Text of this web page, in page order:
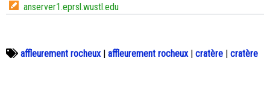
anserver1.eprsl.wustl.edu
affleurement rocheux | affleurement rocheux | cratère | cratère